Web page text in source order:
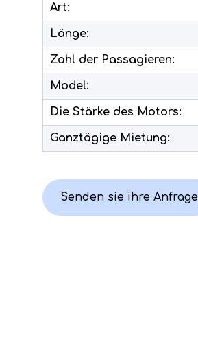
Art:
Länge:
Zahl der Passagieren:
Model:
Die Stärke des Motors:
Ganztägige Mietung:
Senden sie ihre Anfrage